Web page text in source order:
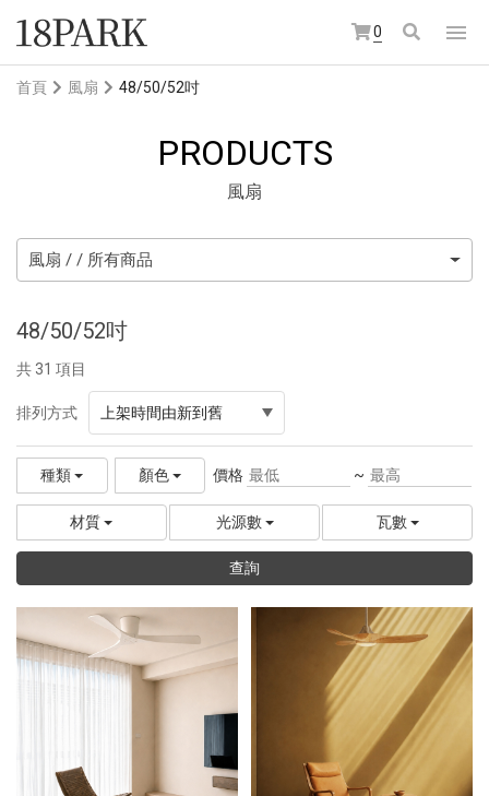
0
首頁 風扇 48/50/52吋
PRODUCTS
風扇
風扇 / / 所有商品
48/50/52吋
共 31 項目
排列方式 上架時間由新到舊
種類 顏色 價格 ~
材質 光源數 瓦數
查詢